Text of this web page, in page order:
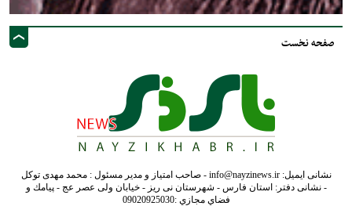
صفحه نخست
نشانی ایمیل: info@nayzinews.ir - صاحب امتیاز و مدیر مسئول : محمد مهدی توکل
- نشانی دفتر: استان فارس - شهرستان نی ریز - خیابان ولی عصر عج - پيامك و
فضاي مجازي :09020925030